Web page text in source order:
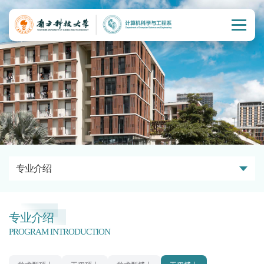
专业介绍
专业介绍
PROGRAM INTRODUCTION